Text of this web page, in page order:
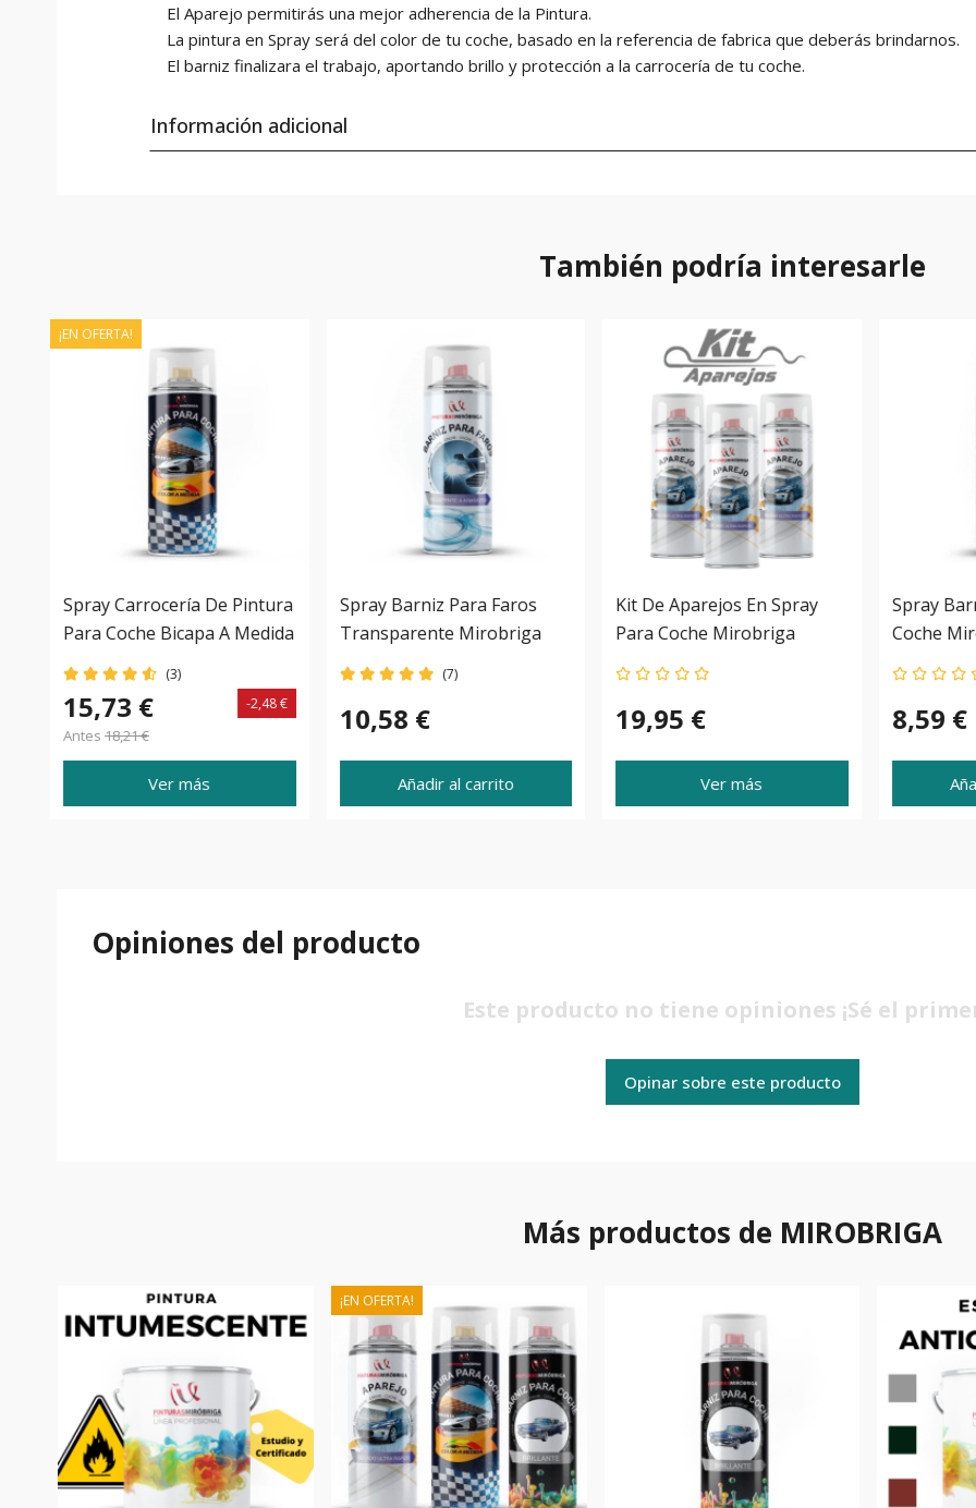
El Aparejo permitirás una mejor adherencia de la Pintura.
La pintura en Spray será del color de tu coche, basado en la referencia de fabrica que deberás brindarnos.
El barniz finalizara el trabajo, aportando brillo y protección a la carrocería de tu coche.
Información adicional
También podría interesarle
Spray Carrocería De Pintura
Para Coche Bicapa A Medida
(3)
15,73 €
Antes 18,21 €
-2,48 €
Ver más
¡EN OFERTA!
Spray Barniz Para Faros
Transparente Mirobriga
(7)
10,58 €
Añadir al carrito
Kit De Aparejos En Spray
Para Coche Mirobriga
19,95 €
Ver más
Spray
Coche
8,59 €
Opiniones del producto
Este producto no tiene opiniones ¡Sé el
Opinar sobre este producto
Más productos de MIROBRIGA
¡EN OFERTA!